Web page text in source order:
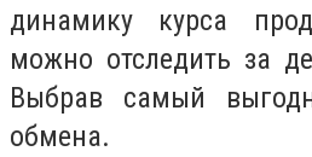
динамику курса
можно отследить за
Выбрав самый
обмена.